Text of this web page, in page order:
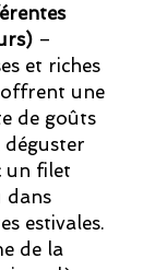
–
et riches
offrent une
de goûts
déguster
un filet
dans
estivales.
de la